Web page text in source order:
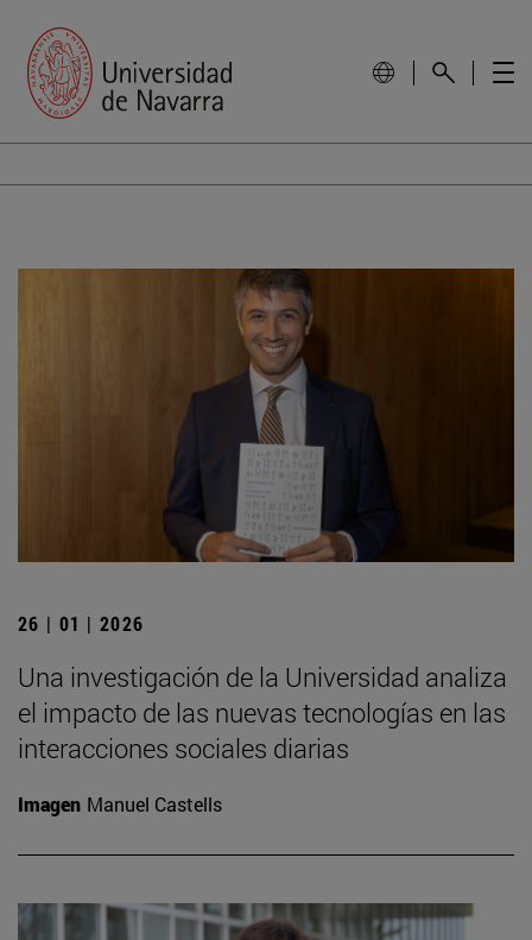
26 | 01 | 2026
Una investigación de la Universidad analiza
el impacto de las nuevas tecnologías en las
interacciones sociales diarias
Imagen Manuel Castells